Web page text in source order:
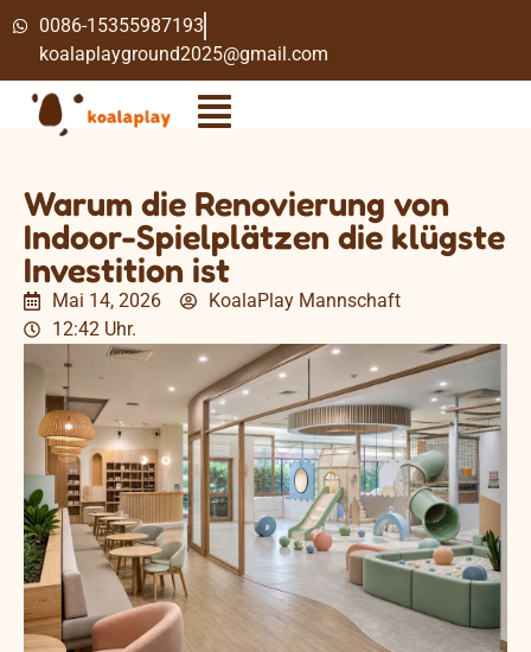
0086-15355987193
koalaplayground2025@gmail.com
Warum die Renovierung von
Indoor-Spielplätzen die klügste
Investition ist
Mai 14, 2026
KoalaPlay Mannschaft
12:42 Uhr.